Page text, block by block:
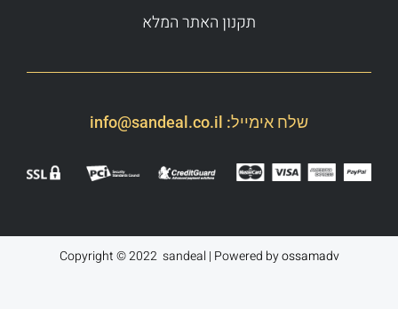
תקנון האתר המלא
שלח אימייל: info@sandeal.co.il
Copyright © 2022 sandeal | Powered byossamadv